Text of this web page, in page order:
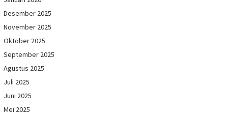
Desember 2025
November 2025
Oktober 2025
September 2025
Agustus 2025
Juli 2025
Juni 2025
Mei 2025